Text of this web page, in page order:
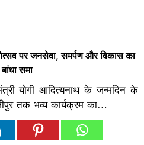
पर जनसेवा, समर्पण और विकास का
समा
योगी आदित्यनाथ के जन्मदिन के
तक भव्य कार्यक्रम का…